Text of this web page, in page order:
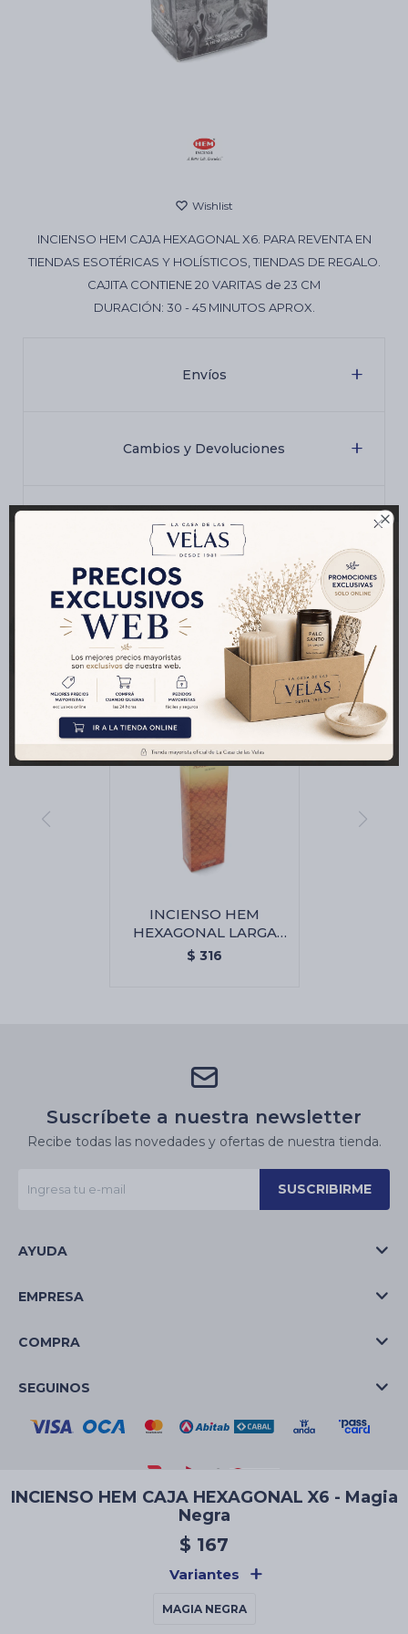

INCIENSO HEM CAJA HEXAGONAL X6 - Magia
Negra
$ 167
Variantes
MAGIA NEGRA
INCIENSO HEM CAJA HEXAGONAL X6. PARA REVENTA EN
TIENDAS ESOTÉRICAS Y HOLÍSTICOS, TIENDAS DE REGALO.
CAJITA CONTIENE 20 VARITAS de 23 CM
DURACIÓN: 30 - 45 MINUTOS APROX.
Envíos
Cambios y Devoluciones
Medios de pago
Productos que te pueden interesar
INCIENSO HEM
HEXAGONAL LARGA
CAJA X6 - Ambar
$ 316
Suscríbete a nuestra newsletter
Recibe todas las novedades y ofertas de nuestra tienda.
SUSCRIBIRME
AYUDA
EMPRESA
COMPRA
SEGUINOS
© Copyright 2026 / La Casa de las Velas
Aromatizantes de ambientes
Artículos Esotéricos